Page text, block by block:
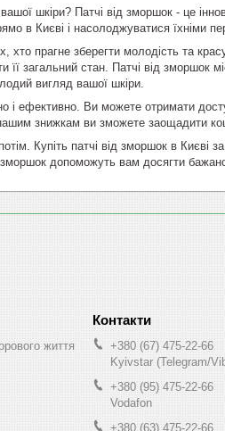
шкіри? Патчі від зморшок - це
в Києві і насолоджуватися їхніми
хто прагне зберегти молодість та
загальний стан. Патчі від зморшок
вигляд вашої шкіри.
і ефективно. Ви можете отримати
знижкам ви зможете заощадити
Купіть патчі від зморшок в Києві
допоможуть вам досягти
життя
+380 (67) 475-22-66
Kyivstar (Telegram/
+380 (95) 475-22-66
Vodafon
+380 (63) 475-22-66